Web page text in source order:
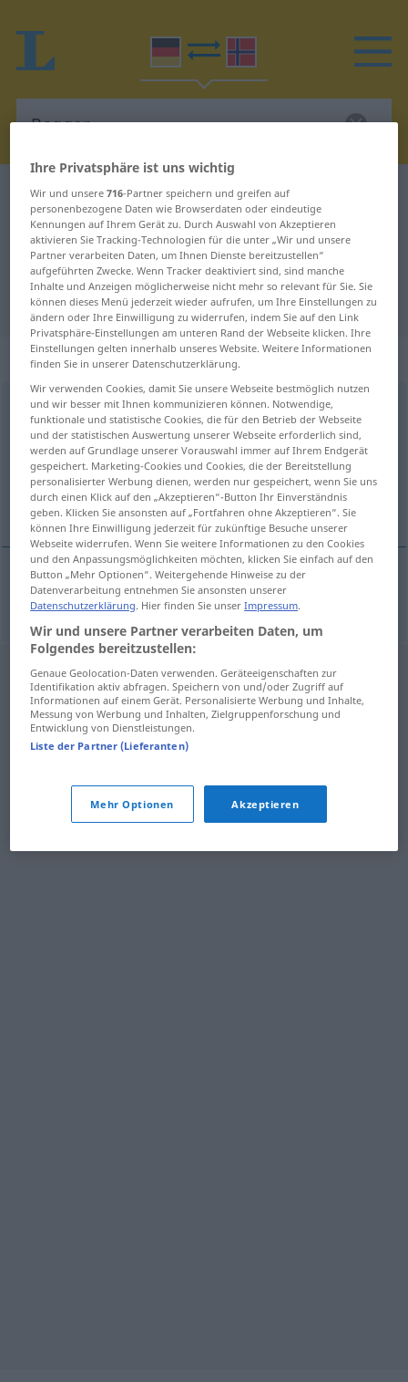
Deutsch-Norwegisch Wörterbuch Bagger
Deutsch-Norwegisch Übersetzung
für "Bagger"
"Bagger" Norwegisch Übersetzung
„Bagger“: Maskulinum
Baggerm
Übersicht aller Übersetzungen
(Für mehr Details die Übersetzung anklicken/antippen)
gravemaskin
gravemaskinm Bagger
Ihre Privatsphäre ist uns wichtig
Wir und unsere716-Partner speichern und greifen auf
personenbezogene Daten wie Browserdaten oder eindeutige
Kennungen auf Ihrem Gerät zu. Durch Auswahl von Akzeptieren
aktivieren Sie Tracking-Technologien für die unter „Wir und unsere
Partner verarbeiten Daten, um Ihnen Dienste bereitzustellen“
aufgeführten Zwecke. Wenn Tracker deaktiviert sind, sind manche
Inhalte und Anzeigen möglicherweise nicht mehr so relevant für Sie. Sie
können dieses Menü jederzeit wieder aufrufen, um Ihre Einstellungen zu
ändern oder Ihre Einwilligung zu widerrufen, indem Sie auf den Link
Privatsphäre-Einstellungen am unteren Rand der Webseite klicken. Ihre
Einstellungen gelten innerhalb unseres Website. Weitere Informationen
finden Sie in unserer Datenschutzerklärung.
Wir verwenden Cookies, damit Sie unsere Webseite bestmöglich nutzen
und wir besser mit Ihnen kommunizieren können. Notwendige,
funktionale und statistische Cookies, die für den Betrieb der Webseite
und der statistischen Auswertung unserer Webseite erforderlich sind,
werden auf Grundlage unserer Vorauswahl immer auf Ihrem Endgerät
gespeichert. Marketing-Cookies und Cookies, die der Bereitstellung
personalisierter Werbung dienen, werden nur gespeichert, wenn Sie uns
durch einen Klick auf den „Akzeptieren“-Button Ihr Einverständnis
geben. Klicken Sie ansonsten auf „Fortfahren ohne Akzeptieren“. Sie
können Ihre Einwilligung jederzeit für zukünftige Besuche unserer
Webseite widerrufen. Wenn Sie weitere Informationen zu den Cookies
und den Anpassungsmöglichkeiten möchten, klicken Sie einfach auf den
Button „Mehr Optionen“. Weitergehende Hinweise zu der
Datenverarbeitung entnehmen Sie ansonsten unserer
Datenschutzerklärung. Hier finden Sie unserImpressum.
Wir und unsere Partner verarbeiten Daten, um
Folgendes bereitzustellen:
Genaue Geolocation-Daten verwenden. Geräteeigenschaften zur
Identifikation aktiv abfragen. Speichern von und/oder Zugriff auf
Informationen auf einem Gerät. Personalisierte Werbung und Inhalte,
Messung von Werbung und Inhalten, Zielgruppenforschung und
Entwicklung von Dienstleistungen.
Liste der Partner (Lieferanten)
Mehr Optionen Akzeptieren